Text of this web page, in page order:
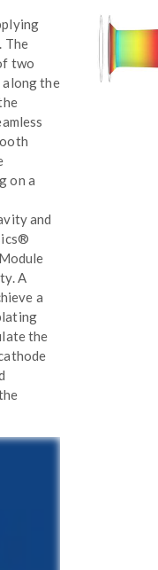
The
two
along the
on a
and
A
a
the